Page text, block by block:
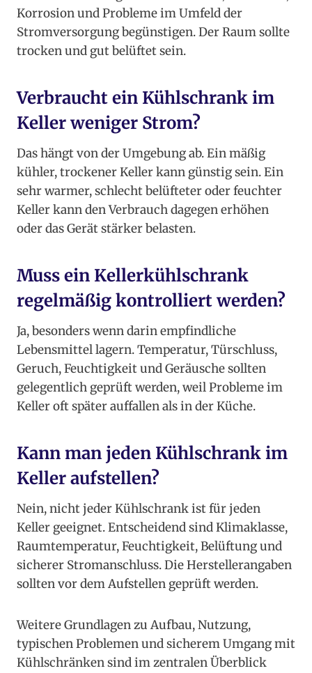
Korrosion und Probleme im Umfeld der
Stromversorgung begünstigen. Der Raum sollte
trocken und gut belüftet sein.
Verbraucht ein Kühlschrank im
Keller weniger Strom?
Das hängt von der Umgebung ab. Ein mäßig
kühler, trockener Keller kann günstig sein. Ein
sehr warmer, schlecht belüfteter oder feuchter
Keller kann den Verbrauch dagegen erhöhen
oder das Gerät stärker belasten.
Muss ein Kellerkühlschrank
regelmäßig kontrolliert werden?
Ja, besonders wenn darin empfindliche
Lebensmittel lagern. Temperatur, Türschluss,
Geruch, Feuchtigkeit und Geräusche sollten
gelegentlich geprüft werden, weil Probleme im
Keller oft später auffallen als in der Küche.
Kann man jeden Kühlschrank im
Keller aufstellen?
Nein, nicht jeder Kühlschrank ist für jeden
Keller geeignet. Entscheidend sind Klimaklasse,
Raumtemperatur, Feuchtigkeit, Belüftung und
sicherer Stromanschluss. Die Herstellerangaben
sollten vor dem Aufstellen geprüft werden.
Weitere Grundlagen zu Aufbau, Nutzung,
typischen Problemen und sicherem Umgang mit
Kühlschränken sind im zentralen Überblick